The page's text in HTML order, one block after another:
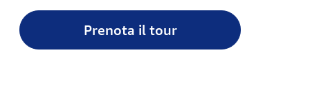
Prenota il tour